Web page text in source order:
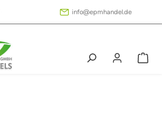
info@epmhandel.de